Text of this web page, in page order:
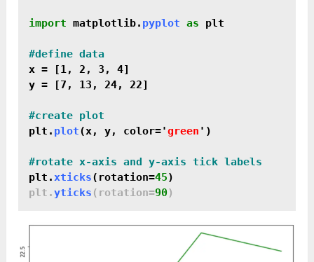
import matplotlib. pyplot as plt
x = [1, 2, 3, 4]
y = [7, 13, 24, 22]
plt. plot(x, y, color='green ')
plt.xticks(rotation=45)
plt.yticks (rotation=90)